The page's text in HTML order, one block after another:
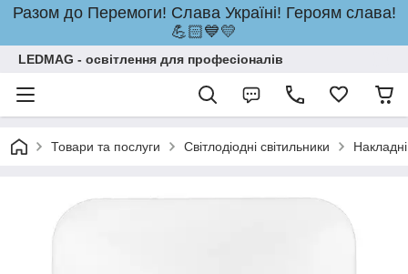
Разом до Перемоги! Слава Україні! Героям слава!
💪🏻💙💛
LEDMAG - освітлення для професіоналів
Товари та послуги Світлодіодні світильники